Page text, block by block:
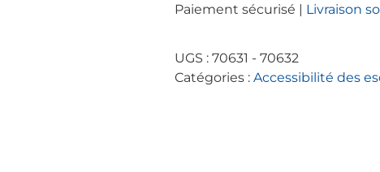
marche
P40
Aluminium
Paiement sécurisé | Livraison
UGS : 70631 - 70632
Catégories : Accessibilité des